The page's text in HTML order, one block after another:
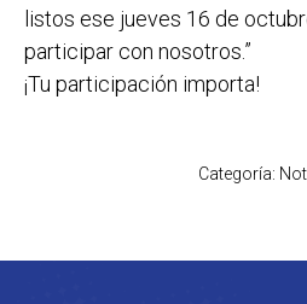
listos ese jueves 16 de
participar con nosotros.”
¡Tu participación importa!
Categoría: